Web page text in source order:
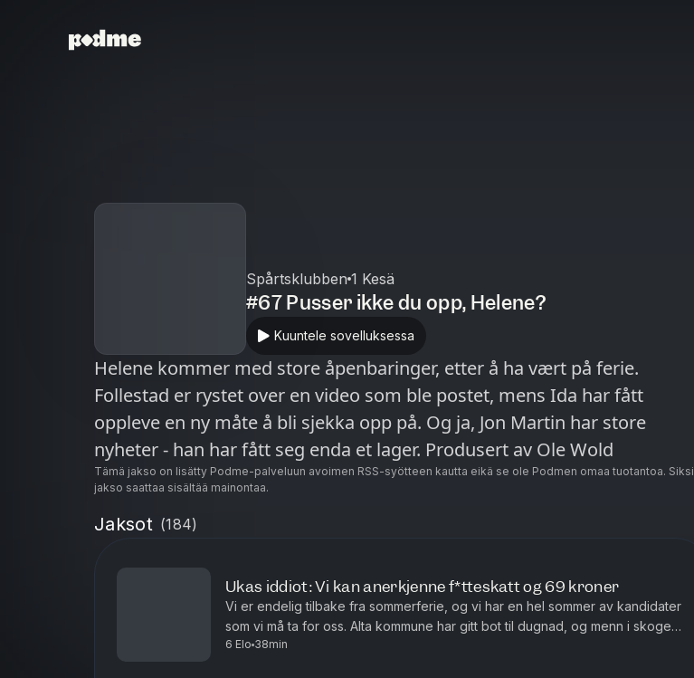
Spårtsklubben 1 Kesä
#67 Pusser ikke du opp, Helene?
Kuuntele sovelluksessa
Helene kommer med store åpenbaringer, etter å ha vært på ferie.
Follestad er rystet over en video som ble postet, mens Ida har fått
oppleve en ny måte å bli sjekka opp på. Og ja, Jon Martin har store
nyheter - han har fått seg enda et lager. Produsert av Ole Wold
Tämä jakso on lisätty Podme-palveluun avoimen RSS-syötteen kautta eikä se ole Podmen omaa tuotantoa. Siksi
jakso saattaa sisältää mainontaa.
Jaksot (184)
Ukas iddiot: Vi kan anerkjenne f*tteskatt og 69 kroner
Vi er endelig tilbake fra sommerferie, og vi har en hel sommer av kandidater
som vi må ta for oss. Alta kommune har gitt bot til dugnad, og menn i skogen
er kjempeskummelt. I tillegg får man nå tilbud...
6 Elo 38min